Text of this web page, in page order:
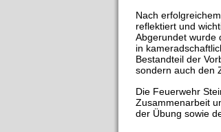
Nach
reflektiert und
Abgerundet wurde
in
Bestandteil der
sondern auch den
Die Feuerwehr
Zusammenarbeit
der Übung sowie